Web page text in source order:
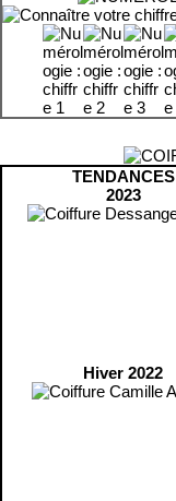
TENDANCES
2023
Hiver 2022